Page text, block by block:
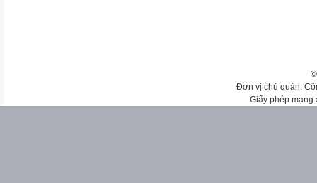
Đơn vị chủ quản:
Giấy phép mạng